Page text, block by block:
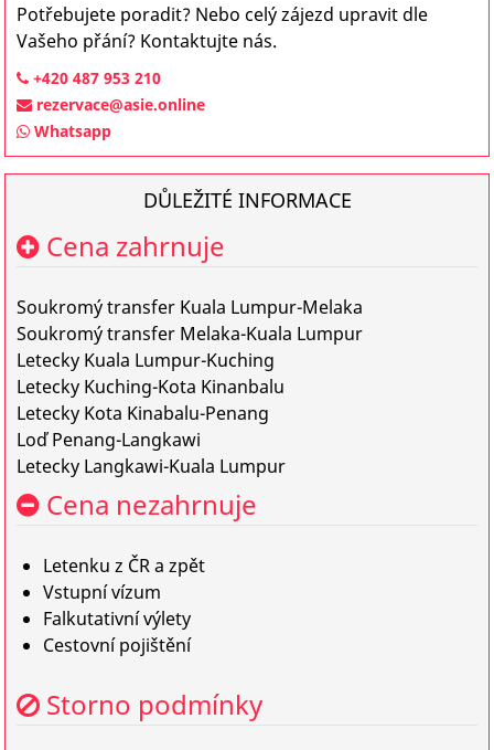
Potřebujete poradit? Nebo celý zájezd upravit dle
Vašeho přání? Kontaktujte nás.
+420 487 953 210
rezervace@asie.online
Whatsapp
DŮLEŽITÉ INFORMACE
Cena zahrnuje
Soukromý transfer Kuala Lumpur-Melaka
Soukromý transfer Melaka-Kuala Lumpur
Letecky Kuala Lumpur-Kuching
Letecky Kuching-Kota Kinanbalu
Letecky Kota Kinabalu-Penang
Loď Penang-Langkawi
Letecky Langkawi-Kuala Lumpur
Cena nezahrnuje
Letenku z ČR a zpět
Vstupní vízum
Falkutativní výlety
Cestovní pojištění
Storno podmínky